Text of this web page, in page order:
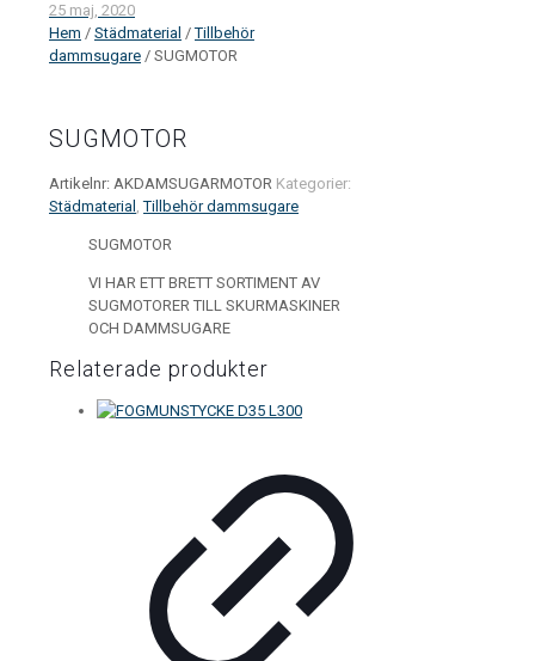
25 maj, 2020
Hem / Städmaterial /Tillbehör
dammsugare / SUGMOTOR
SUGMOTOR
Artikelnr: AKDAMSUGARMOTOR Kategorier:
Städmaterial ,Tillbehör dammsugare
SUGMOTOR
VI HAR ETT BRETT SORTIMENT AV
SUGMOTORER TILL SKURMASKINER
OCH DAMMSUGARE
Relaterade produkter